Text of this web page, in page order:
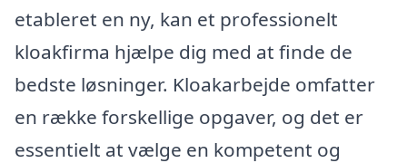
etableret en ny, kan et professionelt
kloakfirma hjælpe dig med at finde de
bedste løsninger. Kloakarbejde omfatter
en række forskellige opgaver, og det er
essentielt at vælge en kompetent og